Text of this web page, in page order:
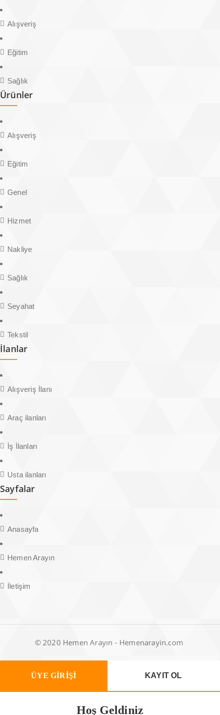
Alışveriş
Eğitim
Sağlık
Ürünler
Alışveriş
Eğitim
Genel
Hizmet
Nakliye
Sağlık
Seyahat
Tekstil
İlanlar
Alışveriş İlanı
Araç ilanları
İş İlanları
Usta ilanları
Sayfalar
Anasayfa
Hemen Arayın
İletişim
© 2020 Hemen Arayın - Hemenarayin.com
ÜYE GİRİŞİ KAYIT OL
Hoş Geldiniz